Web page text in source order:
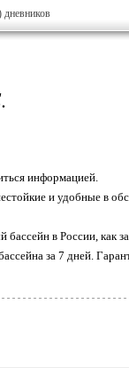
дневников
информацией.
и удобные в
в России, как
за 7 дней.